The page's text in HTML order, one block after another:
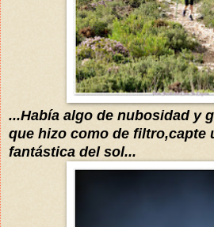
...Había algo de nubosidad y
que hizo como de filtro,capte
fantástica del sol...